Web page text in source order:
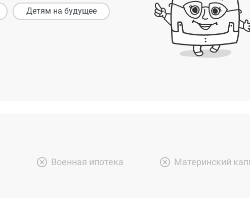
Детям на будущее
Военная ипотека Материнский